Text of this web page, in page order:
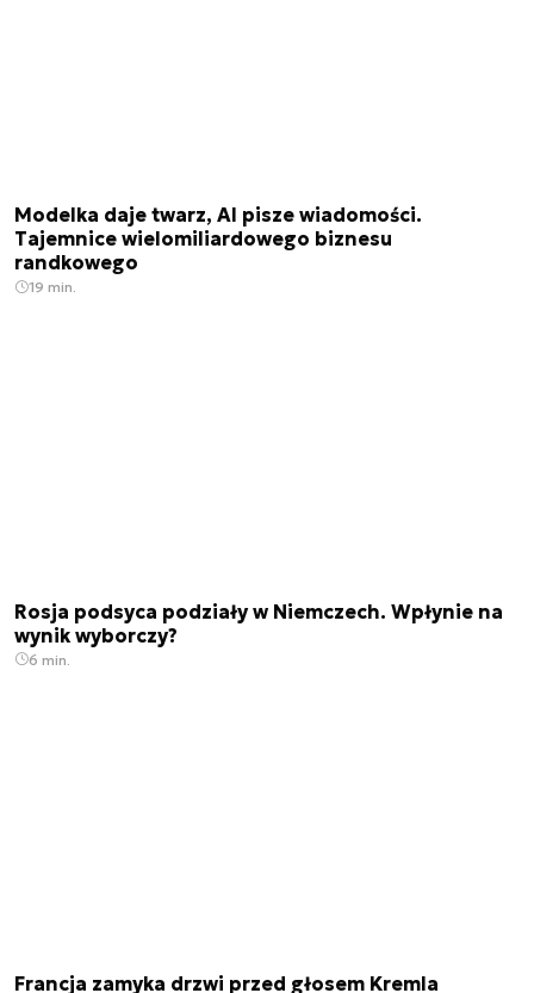
Modelka daje twarz, AI pisze wiadomości.
Tajemnice wielomiliardowego biznesu
randkowego
19 min.
Rosja podsyca podziały w Niemczech. Wpłynie na
wynik wyborczy?
6 min.
Francja zamyka drzwi przed głosem Kremla